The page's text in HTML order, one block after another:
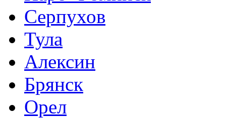
Серпухов
Тула
Алексин
Брянск
Орел